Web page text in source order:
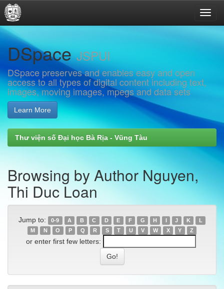
Skip
navigation
DSpaceJSPUI
DSpace preserves and enables easy and open
access to all types of digital content including text,
images, moving images, mpegs and data sets
Learn More
Thư viện số Đại học Bà Rịa - Vũng Tàu
Browsing by Author Nguyen,
Thi Duc Loan
Jump to: 0-9 A B C D E F G H I J K
L
M
N O P Q R S T U V W X Y Z
or enter first few letters: